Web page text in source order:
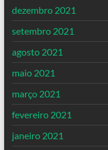
dezembro 2021
setembro 2021
agosto 2021
maio 2021
março 2021
fevereiro 2021
janeiro 2021